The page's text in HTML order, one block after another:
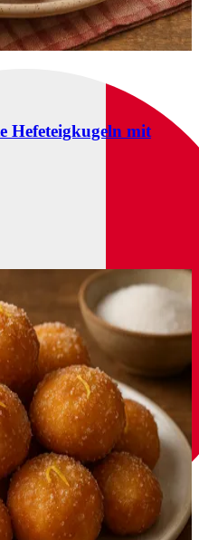
Hefeteigkugeln mit